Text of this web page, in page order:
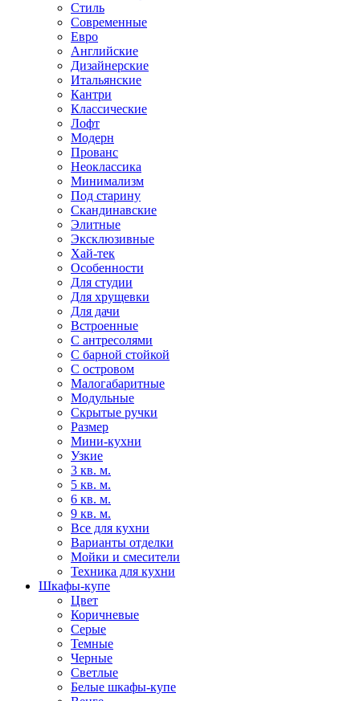
Стиль
Современные
Евро
Английские
Дизайнерские
Итальянские
Кантри
Классические
Лофт
Модерн
Прованс
Неоклассика
Минимализм
Под старину
Скандинавские
Элитные
Эксклюзивные
Хай-тек
Особенности
Для студии
Для хрущевки
Для дачи
Встроенные
С антресолями
С барной стойкой
С островом
Малогабаритные
Модульные
Скрытые ручки
Размер
Мини-кухни
Узкие
3 кв. м.
5 кв. м.
6 кв. м.
9 кв. м.
Все для кухни
Варианты отделки
Мойки и смесители
Техника для кухни
Шкафы-купе
Цвет
Коричневые
Серые
Темные
Черные
Светлые
Белые шкафы-купе